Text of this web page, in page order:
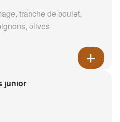
tranche de poulet,
olives
junior